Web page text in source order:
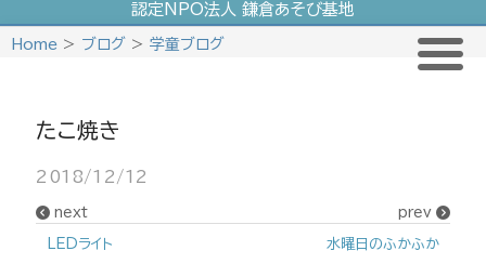
SkipHome > ブログ > 学童ブログ
たこ焼き
2018/12/12
prev
水曜日のふかふか
next
LEDライト
認定NPO法人 鎌倉あそび基地